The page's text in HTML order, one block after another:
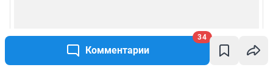
Комментарии
34